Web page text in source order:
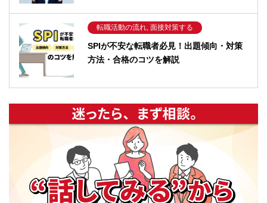
転職活動の流れ, 面接対策する
SPIが不安な転職者必見！出題傾向・対策
方法・合格のコツを解説